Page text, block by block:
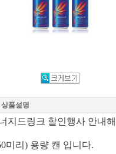
상품설명
지드링크 할인행사 안내
미리) 용량 캔 입니다.